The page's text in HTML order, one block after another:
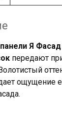
Я
передают
ощущение